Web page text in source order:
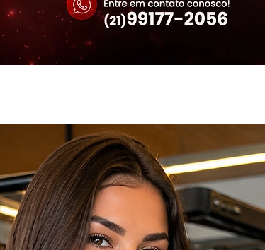
para maior
resistente, que possui
para moda fitness.